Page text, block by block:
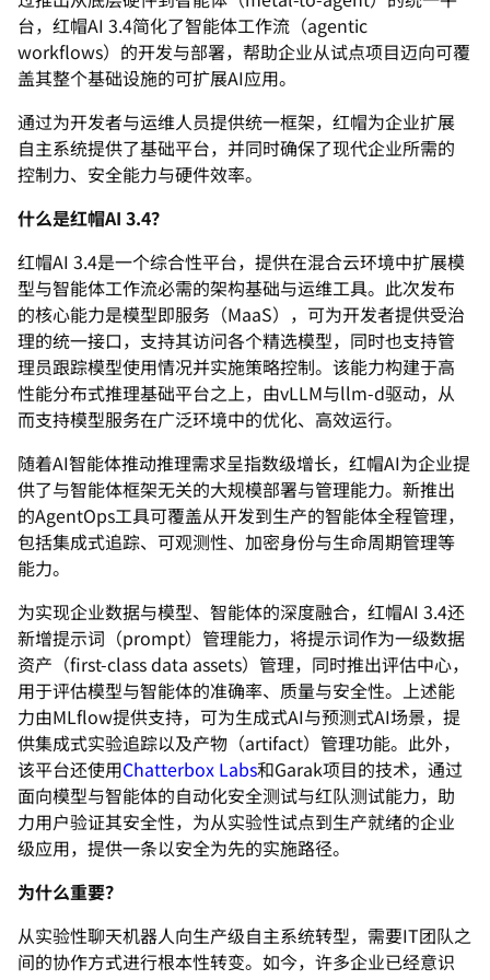
台，红帽AI 3.4简化了智能体工作流（agentic
workflows）的开发与部署， 帮助企业从试点项目迈向可覆
盖其整个基础设施的可扩展AI应用。
通过为开发者与运维人员提供统一框架， 红帽为企业扩展
自主系统提供了基础平台， 并同时确保了现代企业所需的
控制力、安全能力与硬件效率。
什么是红帽AI 3.4？
红帽AI 3.4是一个综合性平台， 提供在混合云环境中扩展模
型与智能体工作流必需的架构基础与运维工具。此次发布
的核心能力是模型即服务（MaaS）， 可为开发者提供受治
理的统一接口，支持其访问各个精选模型， 同时也支持管
理员跟踪模型使用情况并实施策略控制。 该能力构建于高
性能分布式推理基础平台之上，由vLLM与llm-d驱动，从
而支持模型服务在广泛环境中的优化、高效运行。
随着AI智能体推动推理需求呈指数级增长，红帽AI为企业提
供了与智能体框架无关的大规模部署与管理能力。新推出
的AgentOps工具可覆盖从开发到生产的智能体全程管理，
包括集成式追踪、 可观测性、加密身份与生命周期管理等
能力。
为实现企业数据与模型、智能体的深度融合，红帽AI 3.4还
新增提示词（prompt）管理能力， 将提示词作为一级数据
资产（first-class data assets）管理，同时推出评估中心，
用于评估模型与智能体的准确率、质量与安全性。上述能
力由MLflow提供支持，可为生成式AI与预测式AI场景， 提
供集成式实验追踪以及产物（artifact）管理功能。 此外，
该平台还使用Chatterbox Labs和Garak项目的技术， 通过
面向模型与智能体的自动化安全测试与红队测试能力， 助
力用户验证其安全性，为从实验性试点到生产就绪的企业
级应用， 提供一条以安全为先的实施路径。
为什么重要？
从实验性聊天机器人向生产级自主系统转型，需要IT团队之
间的协作方式进行根本性转变。如今，许多企业已经意识